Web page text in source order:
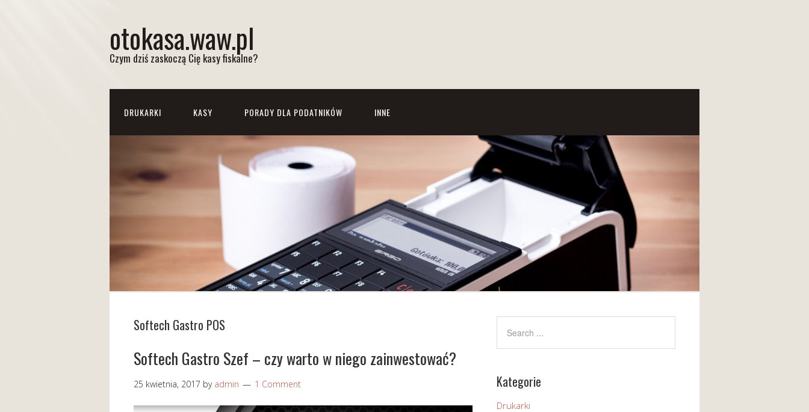
otokasa.waw.pl
Czym dziś zaskoczą Cię kasy fiskalne?
DRUKARKI KASY PORADY DLA PODATNIKÓW INNE
Softech Gastro POS
Softech Gastro Szef – czy warto w niego zainwestować?
25 kwietnia, 2017 by admin 1 Comment Kategorie
Drukarki